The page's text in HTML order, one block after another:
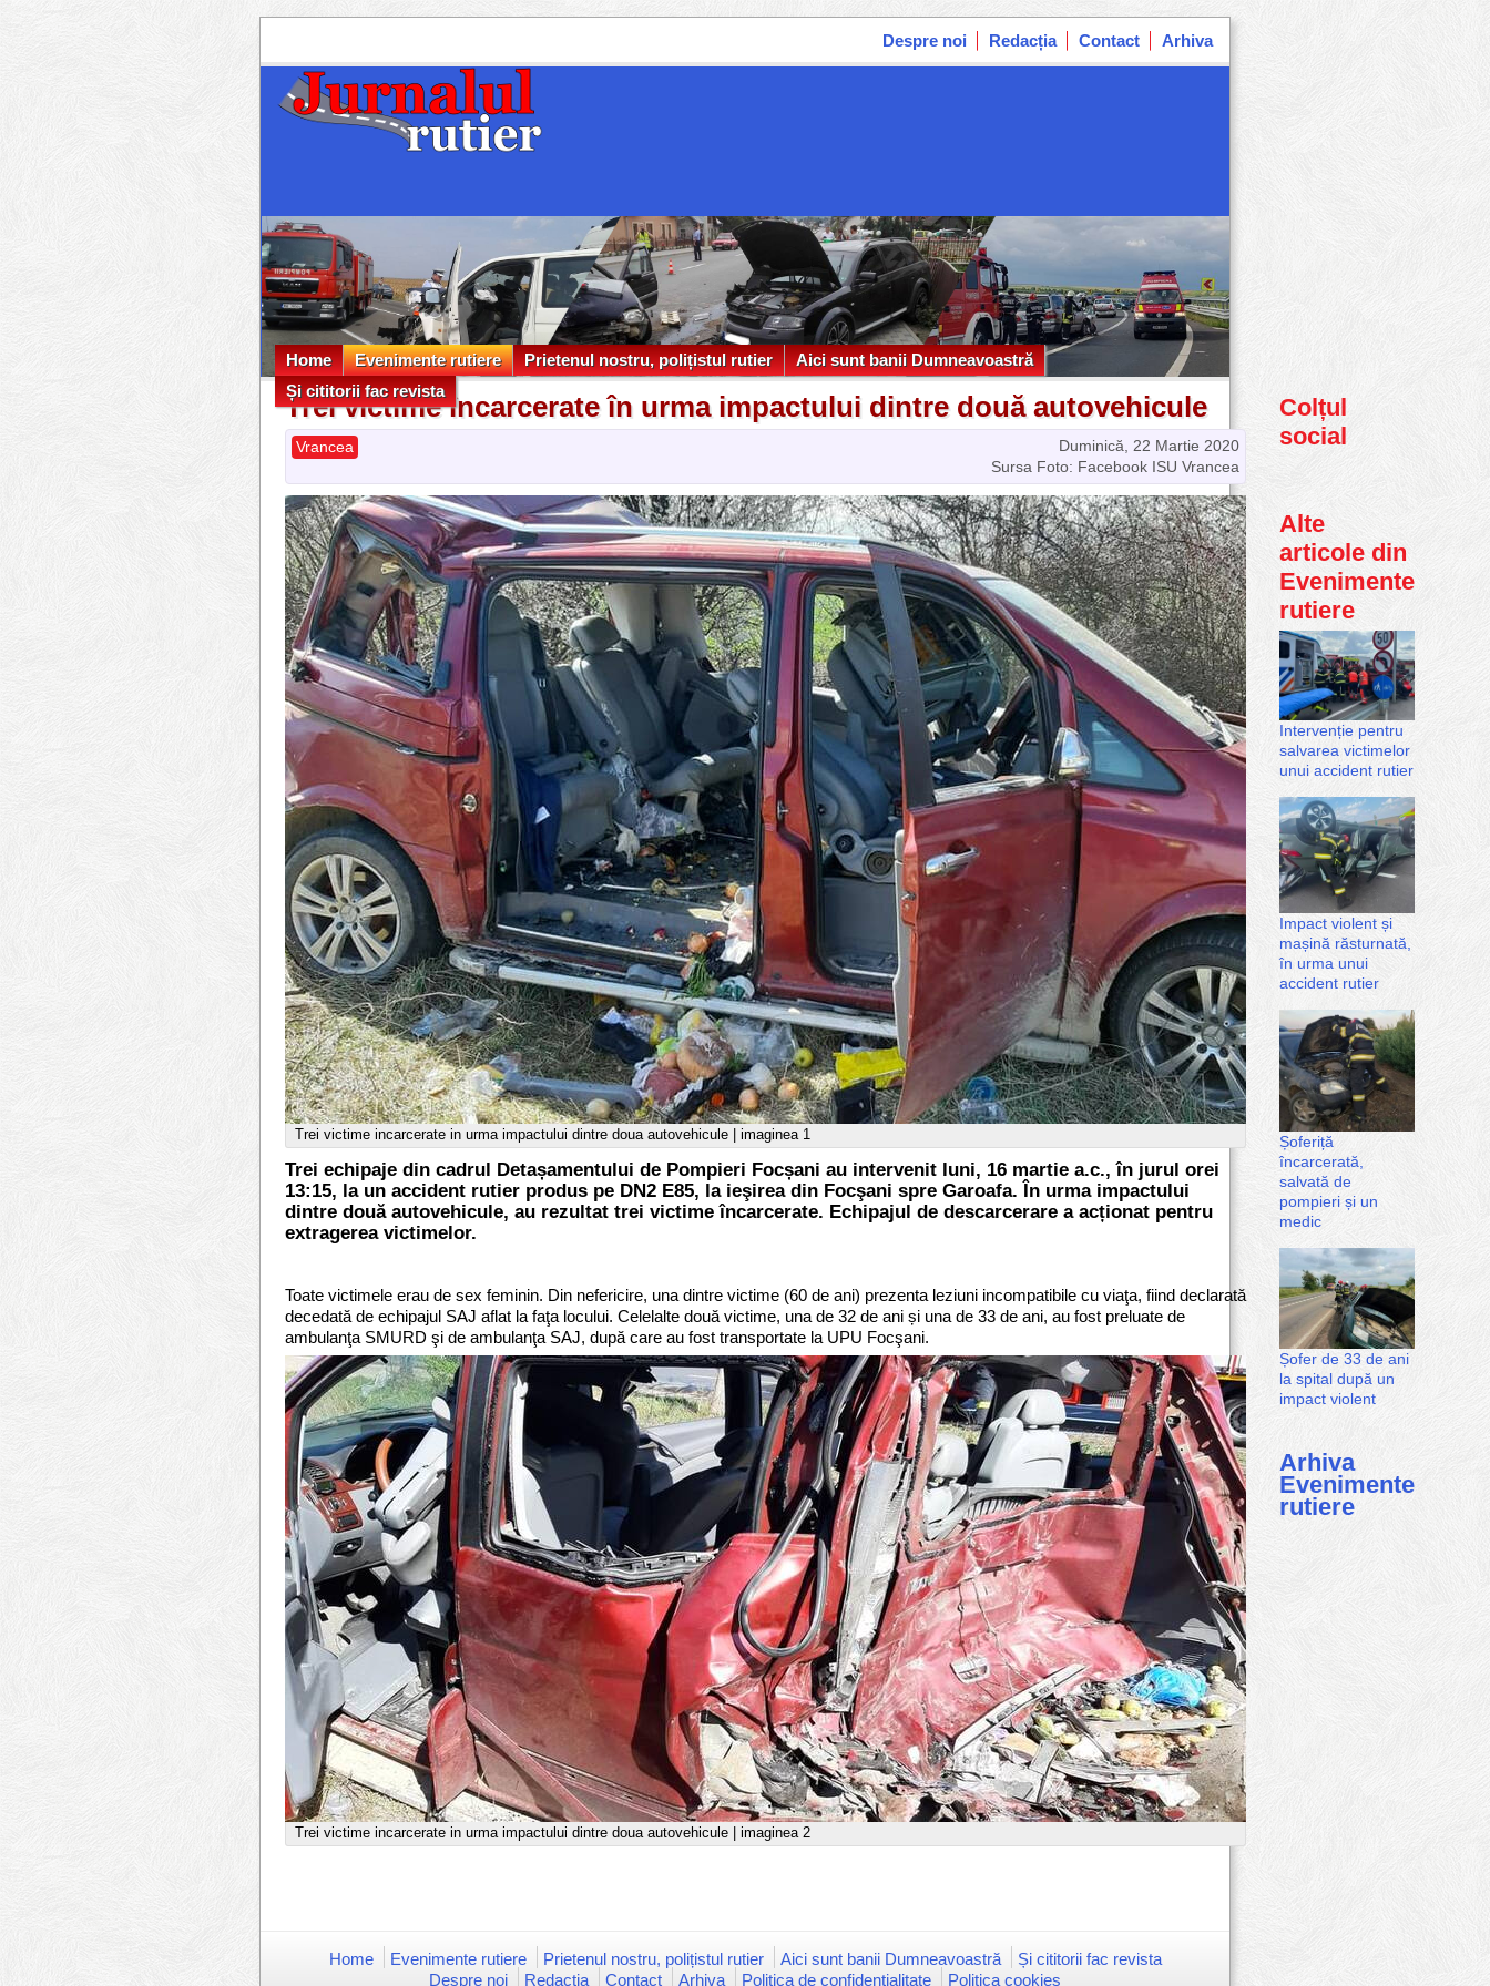
Despre noi Redacția Contact Arhiva
Home Evenimente rutiere
Evenimente rutiere
Prietenul nostru, polițistul rutier
Prietenul nostru, polițistul rutier
Aici sunt banii Dumneavoastră
Aici sunt banii Dumneavoastră
Și cititorii fac revista
Și cititorii fac revista
Trei victime încarcerate în urma impactului dintre două autovehicule
Duminică, 22 Martie 2020
Vrancea
Sursa Foto: Facebook ISU Vrancea
Trei victime incarcerate in urma impactului dintre doua autovehicule | imaginea 1
Trei echipaje din cadrul Detașamentului de Pompieri Focșani au intervenit luni, 16 martie a.c., în jurul orei
13:15, la un accident rutier produs pe DN2 E85, la ieşirea din Focşani spre Garoafa. În urma impactului
dintre două autovehicule, au rezultat trei victime încarcerate. Echipajul de descarcerare a acționat pentru
extragerea victimelor.
Toate victimele erau de sex feminin. Din nefericire, una dintre victime (60 de ani) prezenta leziuni incompatibile cu viaţa, fiind declarată
decedată de echipajul SAJ aflat la faţa locului. Celelalte două victime, una de 32 de ani și una de 33 de ani, au fost preluate de
ambulanţa SMURD şi de ambulanţa SAJ, după care au fost transportate la UPU Focşani.
Trei victime incarcerate in urma impactului dintre doua autovehicule | imaginea 2
Colțul
social
Alte
articole din
Evenimente
rutiere
Intervenție pentru
salvarea victimelor
unui accident rutier
Impact violent și
mașină răsturnată,
în urma unui
accident rutier
Șoferiță
încarcerată,
salvată de
pompieri și un
medic
Șofer de 33 de ani
la spital după un
impact violent
Arhiva
Evenimente
rutiere
Home Evenimente rutiere Prietenul nostru, polițistul rutier Aici sunt banii Dumneavoastră
Și cititorii fac revista
Despre noi
Redacția Contact Arhiva Politica de confidențialitate Politica cookies